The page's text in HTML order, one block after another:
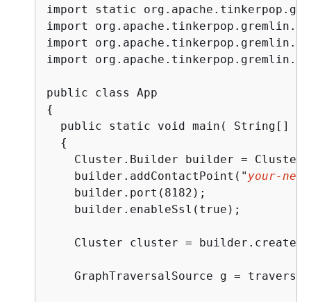
import static
import
import
import
{
public static void main( String[]
{
Cluster.Builder builder =
    builder.addContactPoint("
your-
    builder.port(8182);
    builder.enableSsl(true);
Cluster cluster =
GraphTraversalSource g =